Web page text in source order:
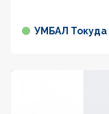
УМБАЛ Токуда